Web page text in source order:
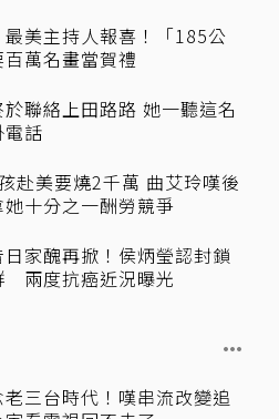
最美主持人報喜！「185公
萬名畫當賀禮
聯絡上田路路 她一聽這名
話
赴美要燒2千萬 曲艾玲嘆後
十分之一酬勞競爭
家醜再掀！侯炳瑩認封鎖
兩度抗癌近況曝光
三台時代！嘆串流改變追